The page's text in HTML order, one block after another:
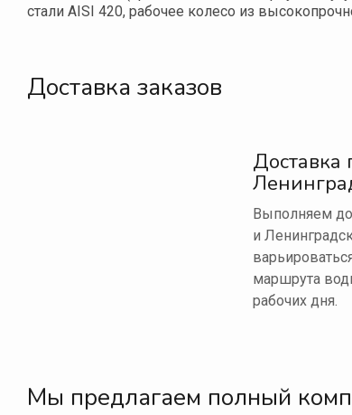
стали AISI 420, рабочее колесо из
Доставка заказов
Доставка
Выполняем
и
маршрута
рабочих дня.
Мы предлагаем полный